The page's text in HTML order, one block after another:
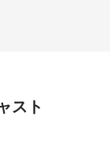
スト